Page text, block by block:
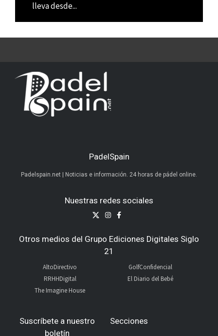
lleva desde...
PadelSpain
Padelspain.net | Noticias e información. 24 horas de pádel online.
Nuestras redes sociales
Otros medios del Grupo Ediciones Digitales Siglo
21
AltoDirectivo
RRHHDigital
The Imagine House
GolfConfidencial
El Diario del Bebé
Suscríbete a nuestro
boletín
Secciones